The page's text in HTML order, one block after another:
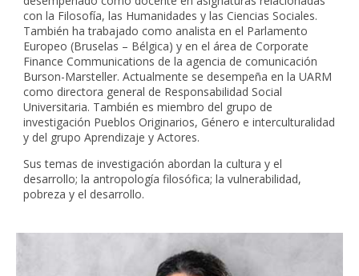
con la Filosofía, las Humanidades y las Ciencias Sociales.
También ha trabajado como analista en el Parlamento
Europeo (Bruselas – Bélgica) y en el área de Corporate
Finance Communications de la agencia de comunicación
Burson-Marsteller. Actualmente se desempeña en la UARM
como directora general de Responsabilidad Social
Universitaria. También es miembro del grupo de
investigación Pueblos Originarios, Género e interculturalidad
y del grupo Aprendizaje y Actores.
Sus temas de investigación abordan la cultura y el
desarrollo; la antropología filosófica; la vulnerabilidad,
pobreza y el desarrollo.